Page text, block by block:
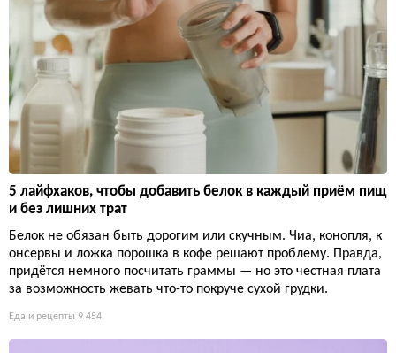
5 лайфхаков, чтобы добавить белок в каждый приём пищ
и без лишних трат
Белок не обязан быть дорогим или скучным. Чиа, конопля, к
онсервы и ложка порошка в кофе решают проблему. Правда,
придётся немного посчитать граммы — но это честная плата
за возможность жевать что-то покруче сухой грудки.
Еда и рецепты 9 454